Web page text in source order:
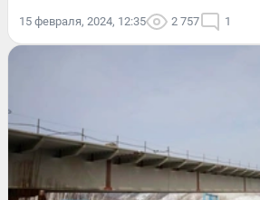
15 февраля, 2024, 12:35 2 757 1